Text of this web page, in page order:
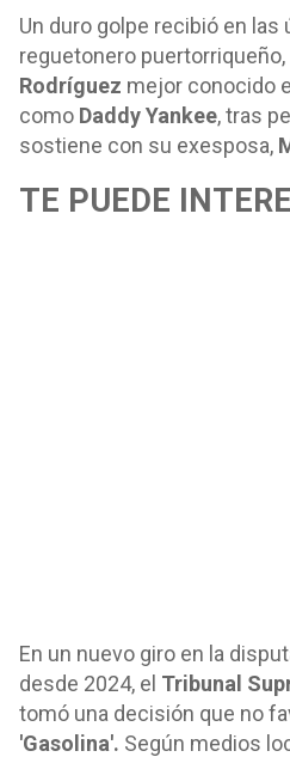
Un duro golpe recibió en las
reguetonero puertorriqueño,
Rodríguez mejor conocido
como Daddy Yankee, tras
sostiene con su exesposa,
TE PUEDE
En un nuevo giro en la
desde 2024, el Tribunal
tomó una decisión que no
'Gasolina'. Según medios